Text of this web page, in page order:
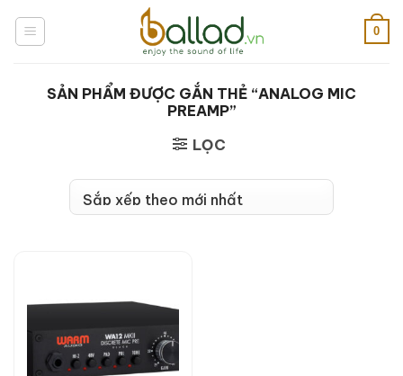
qua
0
SẢN PHẨM ĐƯỢC GẮN THẺ “ANALOG MIC
PREAMP”
LỌC